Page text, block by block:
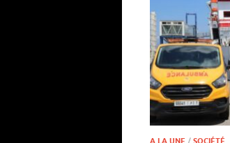
A LA UNE /SOCIÉTÉ